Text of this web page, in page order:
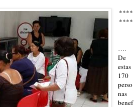
****
****
….
De
estas
170
perso
nas
benef